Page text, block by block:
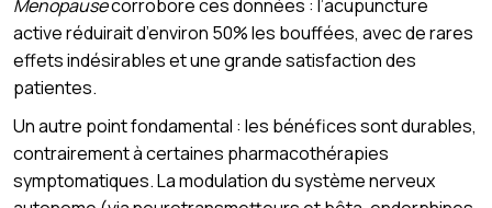
Menopausecorrobore ces données : l’acupuncture
active réduirait d’environ 50% les bouffées, avec de rares
effets indésirables et une grande satisfaction des
patientes.
Un autre point fondamental : les bénéfices sont durables,
contrairement à certaines pharmacothérapies
symptomatiques. La modulation du système nerveux